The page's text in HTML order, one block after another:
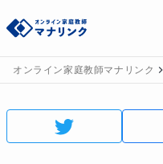
オンライン家庭教師マナリンク